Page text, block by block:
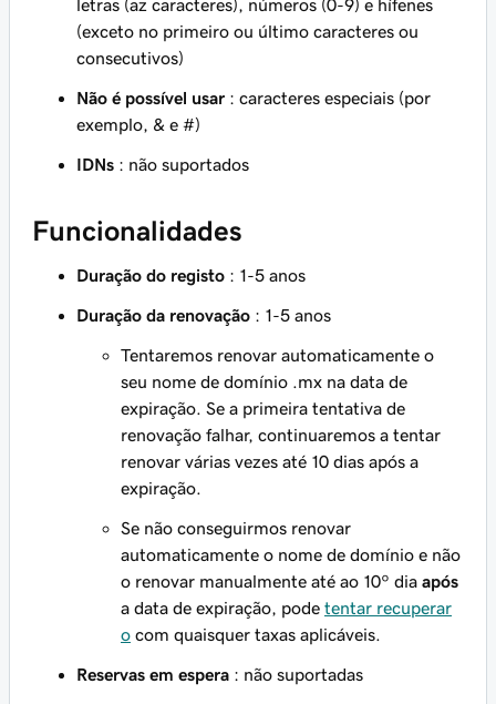
letras (az caracteres), números (0-9) e hífenes
(exceto no primeiro ou último caracteres ou
consecutivos)
Não é possível usar : caracteres especiais (por
exemplo, & e #)
IDNs : não suportados
Funcionalidades
Duração do registo : 1-5 anos
Duração da renovação : 1-5 anos
Tentaremos renovar automaticamente o
seu nome de domínio .mx na data de
expiração. Se a primeira tentativa de
renovação falhar, continuaremos a tentar
renovar várias vezes até 10 dias após a
expiração.
Se não conseguirmos renovar
automaticamente o nome de domínio e não
o renovar manualmente até ao 10º dia após
a data de expiração, pode tentar recuperar
o com quaisquer taxas aplicáveis.
Reservas em espera : não suportadas